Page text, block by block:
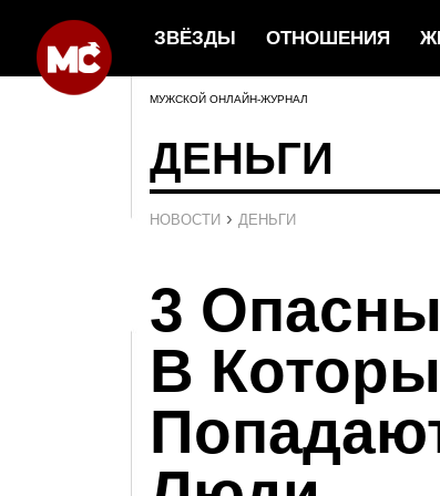
ЗВЁЗДЫ ОТНОШЕНИЯ
МУЖСКОЙ ОНЛАЙН-ЖУРНАЛ
ДЕНЬГИ
НОВОСТИ › ДЕНЬГИ
3
В